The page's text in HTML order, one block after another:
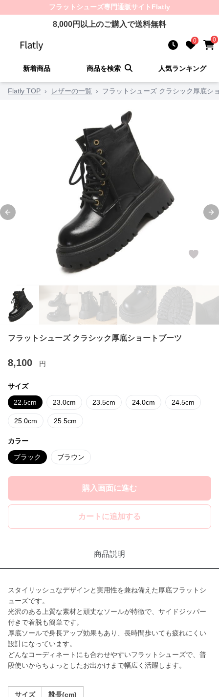
フラットシューズ専門通販サイト Flatly
8,000円以上のご購入で送料無料
0 0
新着商品 商品を検索 人気ランキング
Flatly TOP › レザーの一覧 › フラットシューズ クラシック厚底シ
Previous slide
フラットシューズ クラシック厚底ショートブーツ
8,100 円
サイズ
22.5cm 23.0cm 23.5cm 24.0cm 24.5cm
25.0cm 25.5cm
カラー
ブラック ブラウン
購入画面に進む
カートに追加する
商品説明
スタイリッシュなデザインと実用性を兼ね備えた厚底フラットシ
ューズです。
光沢のある上質な素材と頑丈なソールが特徴で、サイドジッパー
付きで着脱も簡単です。
厚底ソールで身長アップ効果もあり、長時間歩いても疲れにくい
設計になっています。
どんなコーディネートにも合わせやすいフラットシューズで、普
段使いからちょっとしたお出かけまで幅広く活躍します。
サイズ 靴長(cm)